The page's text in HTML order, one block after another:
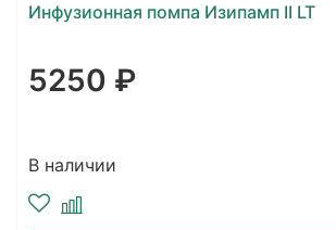
Инфузионная помпа Изипамп II LT
5250 ₽
В наличии